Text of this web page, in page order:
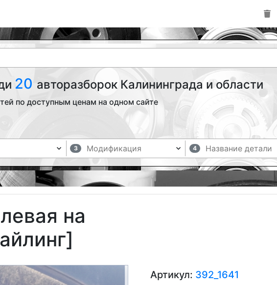
20 авторазборок Калининграда и области
по доступным ценам на одном сайте
3 4
на
Артикул: 392_1641